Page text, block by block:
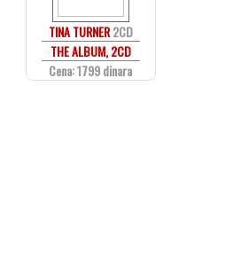
TINA TURNER2CD
THE ALBUM, 2CD
Cena: 1799 dinara